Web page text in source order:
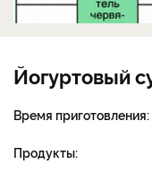
Йогуртовый
Время приготовления:
Продукты: